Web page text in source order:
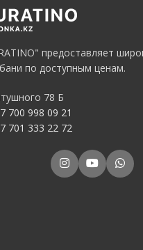
предоставляет
по доступным ценам.
78 Б
700 998 09 21
701 333 22 72